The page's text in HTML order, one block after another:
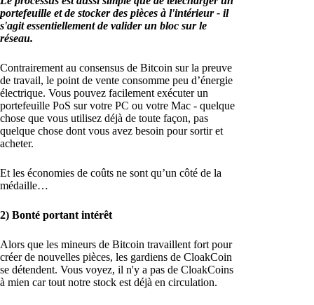
portefeuille et de stocker des pièces à l'intérieur - il
s'agit essentiellement de valider un bloc sur le
réseau.
Contrairement au consensus de Bitcoin sur la preuve
de travail, le point de vente consomme peu d’énergie
électrique. Vous pouvez facilement exécuter un
portefeuille PoS sur votre PC ou votre Mac - quelque
chose que vous utilisez déjà de toute façon, pas
quelque chose dont vous avez besoin pour sortir et
acheter.
Et les économies de coûts ne sont qu’un côté de la
médaille…
2) Bonté portant intérêt
Alors que les mineurs de Bitcoin travaillent fort pour
créer de nouvelles pièces, les gardiens de CloakCoin
se détendent. Vous voyez, il n'y a pas de CloakCoins
à mien car tout notre stock est déjà en circulation.